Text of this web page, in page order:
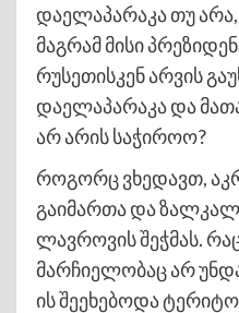
დაელაპარაკა თუ არა,
მაგრამ მისი
რუსეთისკენ არვის
დაელაპარაკა და
არ არის საჭიროო?
როგორც ვხედავთ,
გაიმართა და
ლავროვის შეჭმას.
მარჩიელობაც არ
ის შეეხებოდა